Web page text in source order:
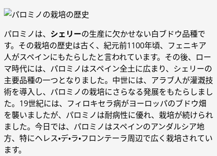
パロミノは、 シェリーの生産に欠かせない白ブドウ品種で
す。その栽培の歴史は古く、紀元前1100年頃、フェニキア
人がスペインにもたらしたと言われています。その後、ロー
マ時代には、パロミノはスペイン全土に広まり、シェリーの
主要品種の一つとなりました。中世には、アラブ人が灌漑技
術を導入し、パロミノの栽培にさらなる発展をもたらしまし
た。19世紀には、フィロキセラ病がヨーロッパのブドウ畑
を襲いましたが、パロミノは耐病性に優れ、栽培が続けられ
ました。今日では、パロミノはスペインのアンダルシア地
方、特にヘレス・デ・ラ・フロンテーラ周辺で広く栽培されてい
ます。